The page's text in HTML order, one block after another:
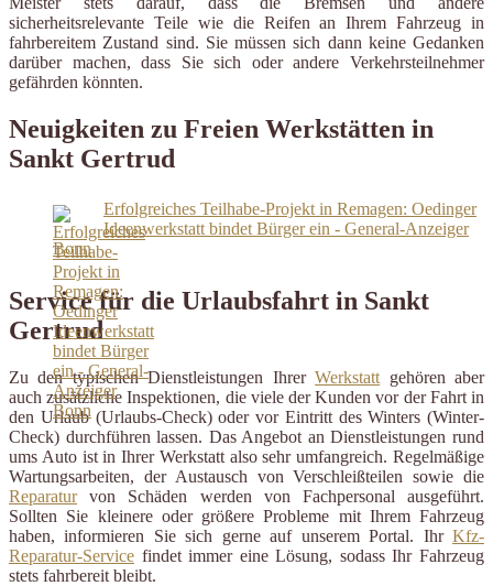
sicherheitsrelevante Teile wie die Reifen an Ihrem Fahrzeug in
fahrbereitem Zustand sind. Sie müssen sich dann keine Gedanken
darüber machen, dass Sie sich oder andere Verkehrsteilnehmer
gefährden könnten.
Neuigkeiten zu Freien Werkstätten in
Sankt Gertrud
Erfolgreiches Teilhabe-Projekt in Remagen: Oedinger
Ideenwerkstatt bindet Bürger ein - General-Anzeiger
Bonn
Service für die Urlaubsfahrt in Sankt
Gertrud
Zu den typischen Dienstleistungen IhrerWerkstatt gehören aber
auch zusätzliche Inspektionen, die viele der Kunden vor der Fahrt in
den Urlaub (Urlaubs-Check) oder vor Eintritt des Winters (Winter-
Check) durchführen lassen. Das Angebot an Dienstleistungen rund
ums Auto ist in Ihrer Werkstatt also sehr umfangreich. Regelmäßige
Wartungsarbeiten, der Austausch von Verschleißteilen sowie die
Reparaturvon Schäden werden von Fachpersonal ausgeführt.
Sollten Sie kleinere oder größere Probleme mit Ihrem Fahrzeug
haben, informieren Sie sich gerne auf unserem Portal. Ihr Kfz-
Reparatur-Service findet immer eine Lösung, sodass Ihr Fahrzeug
stets fahrbereit bleibt.